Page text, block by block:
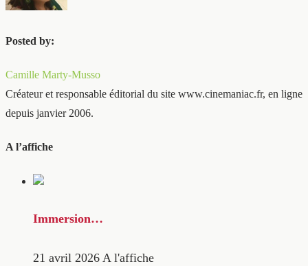
Posted by:
Camille Marty-Musso
Créateur et responsable éditorial du site www.cinemaniac.fr, en ligne
depuis janvier 2006.
A l’affiche
Immersion…
21 avril 2026 A l'affiche